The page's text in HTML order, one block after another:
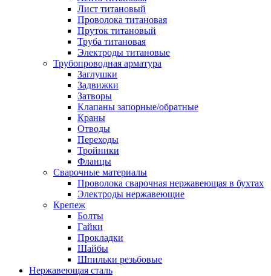
Лист титановый
Проволока титановая
Пруток титановый
Труба титановая
Электроды титановые
Трубопроводная арматура
Заглушки
Задвижки
Затворы
Клапаны запорные/обратные
Краны
Отводы
Переходы
Тройники
Фланцы
Сварочные материалы
Проволока сварочная нержавеющая в бухтах
Электроды нержавеющие
Крепеж
Болты
Гайки
Прокладки
Шайбы
Шпильки резьбовые
Нержавеющая сталь